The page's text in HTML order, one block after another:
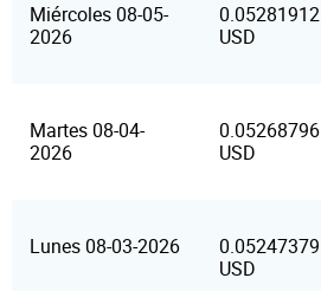
Miércoles 08-05-
2026
0.05281912
USD
Martes 08-04-
2026
0.05268796
USD
Lunes 08-03-2026
0.05247379
USD